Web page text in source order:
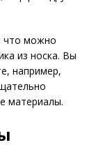
что можно
из носка. Вы
например,
материалы.